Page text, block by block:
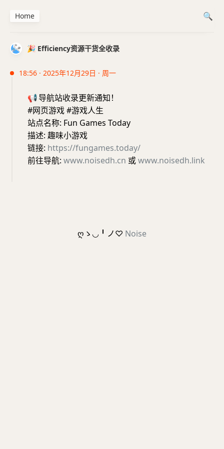
🎉 Efficiency资源干货全收录
18:56 · 2025年12月29日 · 周一
📢导航站收录更新通知！
#网页游戏 #游戏人生
站点名称: Fun Games Today
描述: 趣味小游戏
链接: https://fungames.today/
前往导航: www.noisedh.cn 或www.noisedh.link
Home
ღゝ◡╹ノ♡ Noise